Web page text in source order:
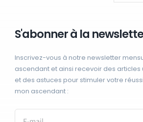
S'abonner à la
Inscrivez-vous à notre newsletter
ascendant et ainsi recevoir des articles
et des astuces pour stimuler votre
mon ascendant :